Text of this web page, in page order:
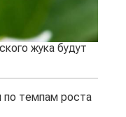
жука будут
по темпам роста